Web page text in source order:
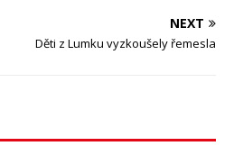
NEXT
Děti z Lumku vyzkoušely řemesla